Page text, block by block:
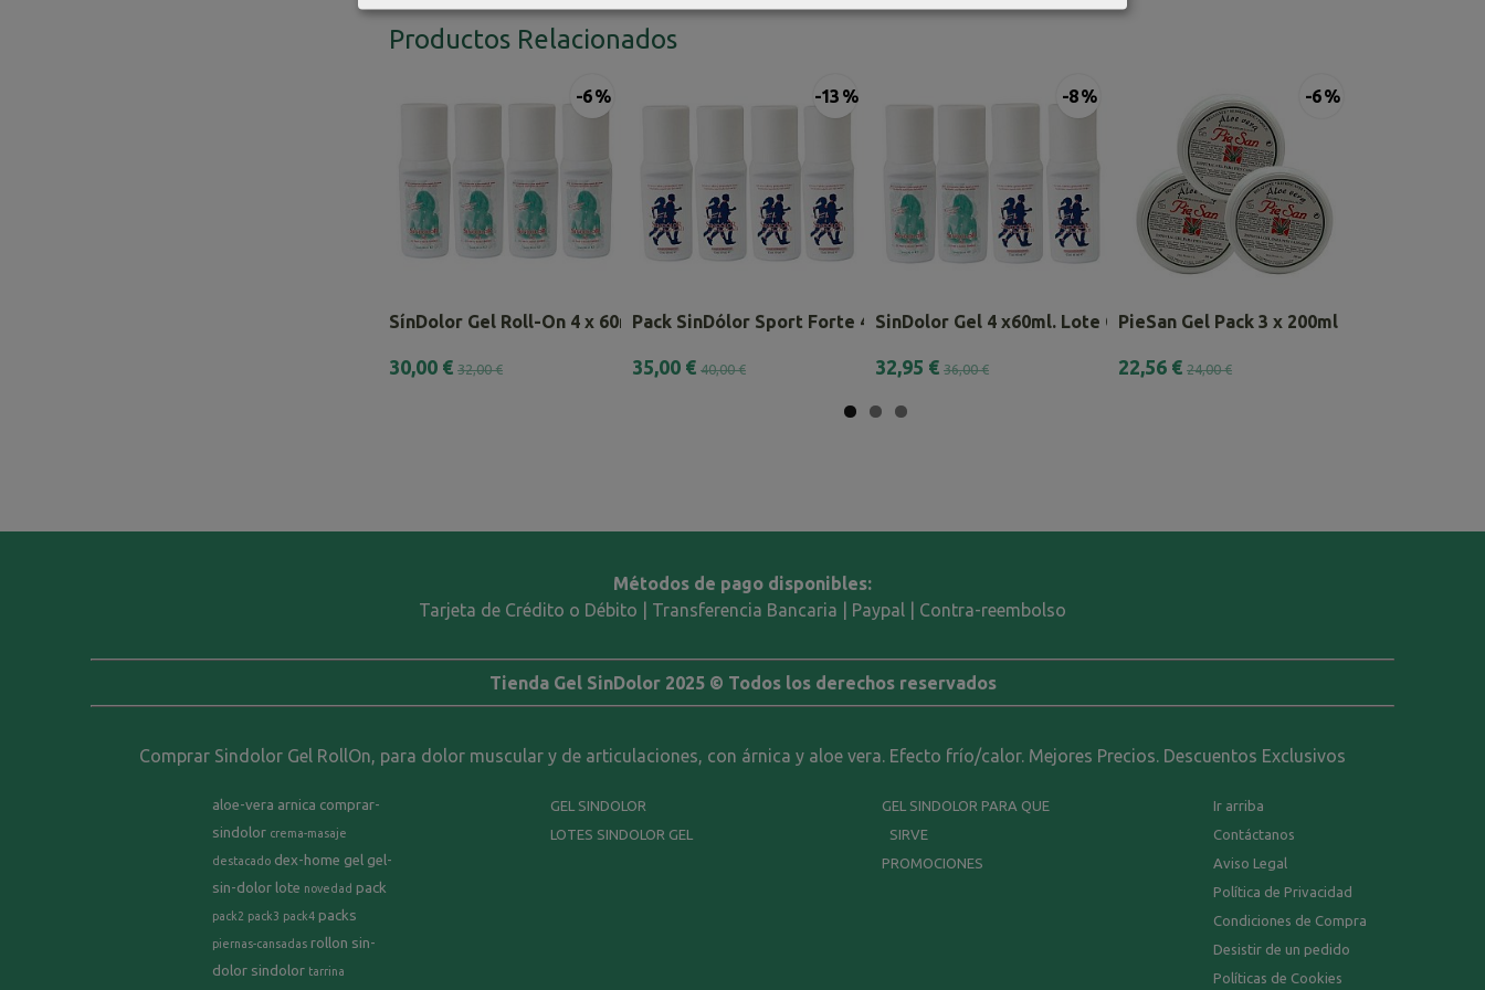
Productos Relacionados
-6 %
SínDolor Gel Roll-On 4 x 60ml – Pack...
30,00 € 32,00 €
-13 %
Pack SinDólor Sport Forte 4 x 60ml.
35,00 € 40,00 €
-8 %
SinDolor Gel 4 x60ml. Lote Combinado
32,95 € 36,00 €
-6 %
PieSan Gel Pack 3 x 200ml
22,56 € 24,00 €
Métodos de pago disponibles:
Tarjeta de Crédito o Débito | Transferencia Bancaria | Paypal | Contra-reembolso
Tienda Gel SinDolor 2025 © Todos los derechos reservados
Comprar Sindolor Gel RollOn, para dolor muscular y de articulaciones, con árnica y aloe vera. Efecto frío/calor. Mejores Precios. Descuentos Exclusivos
aloe-vera arnica comprar-
sindolor crema-masaje
destacado dex-home gel gel-
sin-dolor lote novedad pack
pack2 pack3 pack4 packs
piernas-cansadas rollon sin-
dolor sindolor tarrina
GEL SINDOLOR
LOTES SINDOLOR GEL
GEL SINDOLOR PARA QUE
SIRVE
PROMOCIONES
Ir arriba
Contáctanos
Aviso Legal
Política de Privacidad
Condiciones de Compra
Desistir de un pedido
Políticas de Cookies